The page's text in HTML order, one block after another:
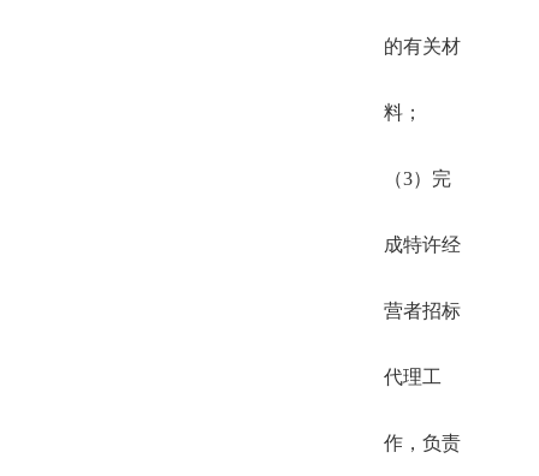
的有关材
料；
（3）完
成特许经
营者招标
代理工
作，负责